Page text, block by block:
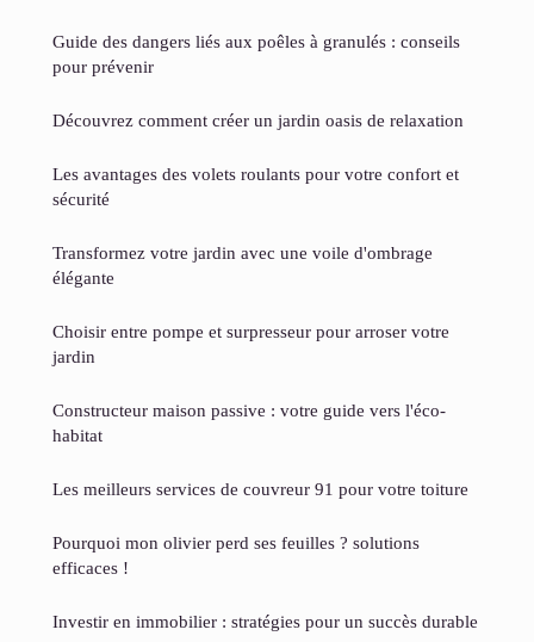
Guide des dangers liés aux poêles à granulés : conseils
pour prévenir
Découvrez comment créer un jardin oasis de relaxation
Les avantages des volets roulants pour votre confort et
sécurité
Transformez votre jardin avec une voile d'ombrage
élégante
Choisir entre pompe et surpresseur pour arroser votre
jardin
Constructeur maison passive : votre guide vers l'éco-
habitat
Les meilleurs services de couvreur 91 pour votre toiture
Pourquoi mon olivier perd ses feuilles ? solutions
efficaces !
Investir en immobilier : stratégies pour un succès durable